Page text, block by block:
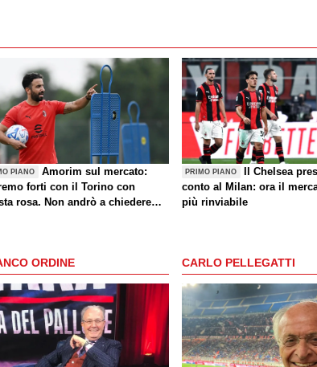
PIANO
Amorim sul mercato:
forti con il Torino con
rosa. Non andrò a chiedere
PRIMO PIANO
Il Chelsea
conto al Milan: ora il
più rinviabile
ORDINE CARLO PELLEGATTI